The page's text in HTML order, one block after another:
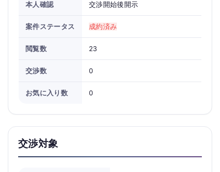
本人確認 交渉開始後開示
案件ステータス 成約済み
閲覧数 23
交渉数 0
お気に入り数 0
交渉対象